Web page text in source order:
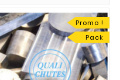
Promo !
Pack